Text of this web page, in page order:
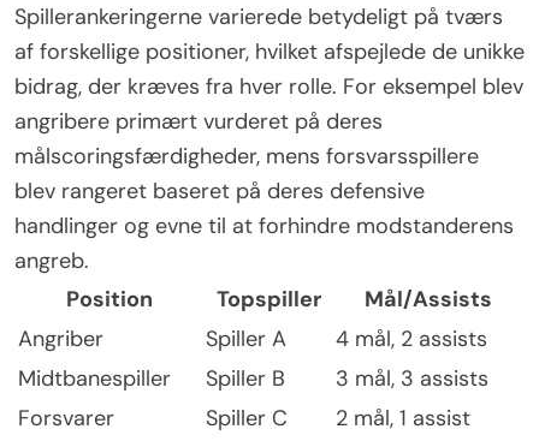
Spillerankeringerne varierede betydeligt på tværs
af forskellige positioner, hvilket afspejlede de unikke
bidrag, der kræves fra hver rolle. For eksempel blev
angribere primært vurderet på deres
målscoringsfærdigheder, mens forsvarsspillere
blev rangeret baseret på deres defensive
handlinger og evne til at forhindre modstanderens
angreb.
Position
Topspiller
Mål/Assists
Angriber
Spiller A
4 mål, 2 assists
Midtbanespiller
Spiller B
3 mål, 3 assists
Forsvarer
Spiller C 2 mål, 1 assist